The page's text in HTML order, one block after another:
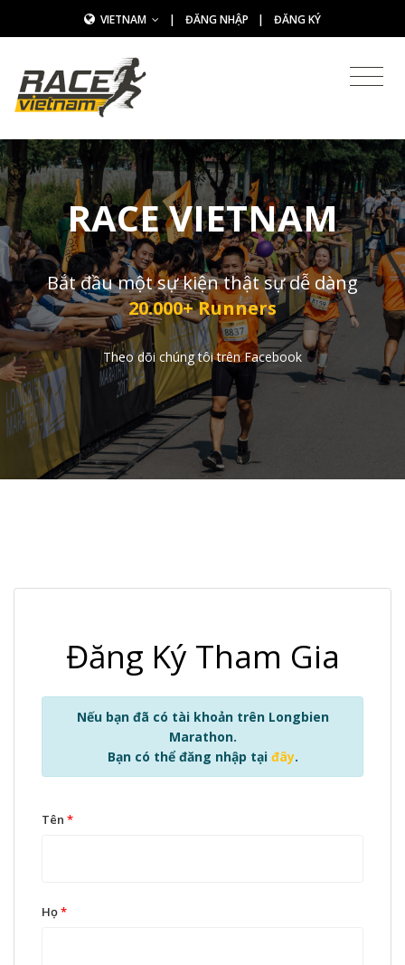
VIETNAM | ĐĂNG NHẬP | ĐĂNG KÝ
RACE VIETNAM
Bắt đầu một sự kiện thật sự dễ dàng
20.000+ Runners
Theo dõi chúng tôi trên Facebook
Đăng Ký Tham Gia
Nếu bạn đã có tài khoản trên Longbien
Marathon.
Bạn có thể đăng nhập tại đây.
Tên *
Họ*